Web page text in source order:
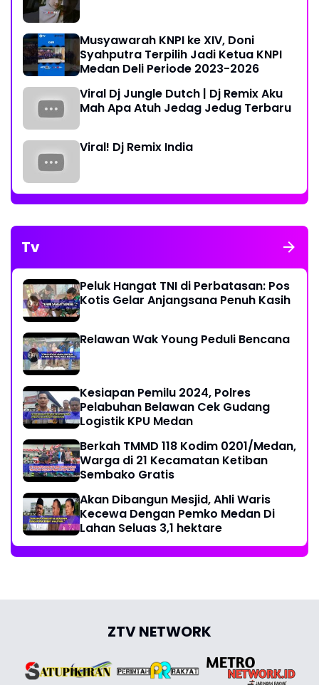
Musyawarah KNPI ke XIV, Doni
Syahputra Terpilih Jadi Ketua KNPI
Medan Deli Periode 2023-2026
Viral Dj Jungle Dutch | Dj Remix Aku
Mah Apa Atuh Jedag Jedug Terbaru
Viral! Dj Remix India
Tv
Peluk Hangat TNI di Perbatasan: Pos
Kotis Gelar Anjangsana Penuh Kasih
Relawan Wak Young Peduli Bencana
Kesiapan Pemilu 2024, Polres
Pelabuhan Belawan Cek Gudang
Logistik KPU Medan
Berkah TMMD 118 Kodim 0201/Medan,
Warga di 21 Kecamatan Ketiban
Sembako Gratis
Akan Dibangun Mesjid, Ahli Waris
Kecewa Dengan Pemko Medan Di
Lahan Seluas 3,1 hektare
ZTV NETWORK